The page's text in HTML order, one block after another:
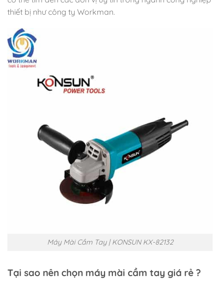
thiết bị như công ty Workman.
Máy Mài Cầm Tay | KONSUN KX-82132
Tại sao nên chọn máy mài cầm tay giá rẻ ?